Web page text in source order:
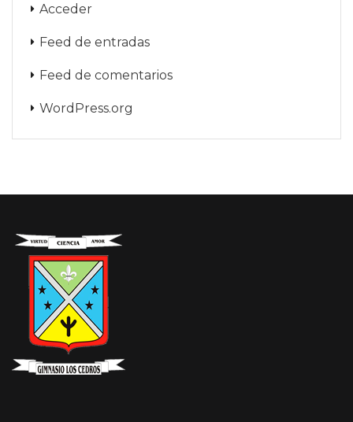
Acceder
Feed de entradas
Feed de comentarios
WordPress.org